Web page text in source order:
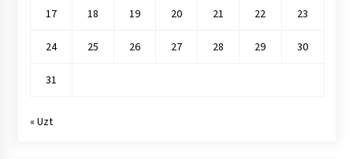
17 18 19 20 21 22 23
24 25 26 27 28 29 30
31
« Uzt